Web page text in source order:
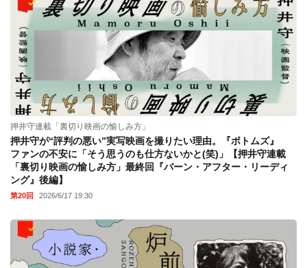
押井守連載「裏切り映画の愉しみ方」
押井守が“評判の悪い”実写映画を撮りたい理由。『ボトムズ』
ファンの不安に「そう思うのも仕方ないかと(笑)」【押井守連載
「裏切り映画の愉しみ方」最終回『バーン・アフター・リーディ
ング』後編】
第20回 2026/6/17 19:30